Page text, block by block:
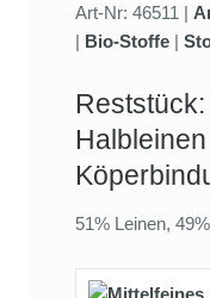
Art-Nr: 46511 |
| Bio-Stoffe |
51% Leinen,